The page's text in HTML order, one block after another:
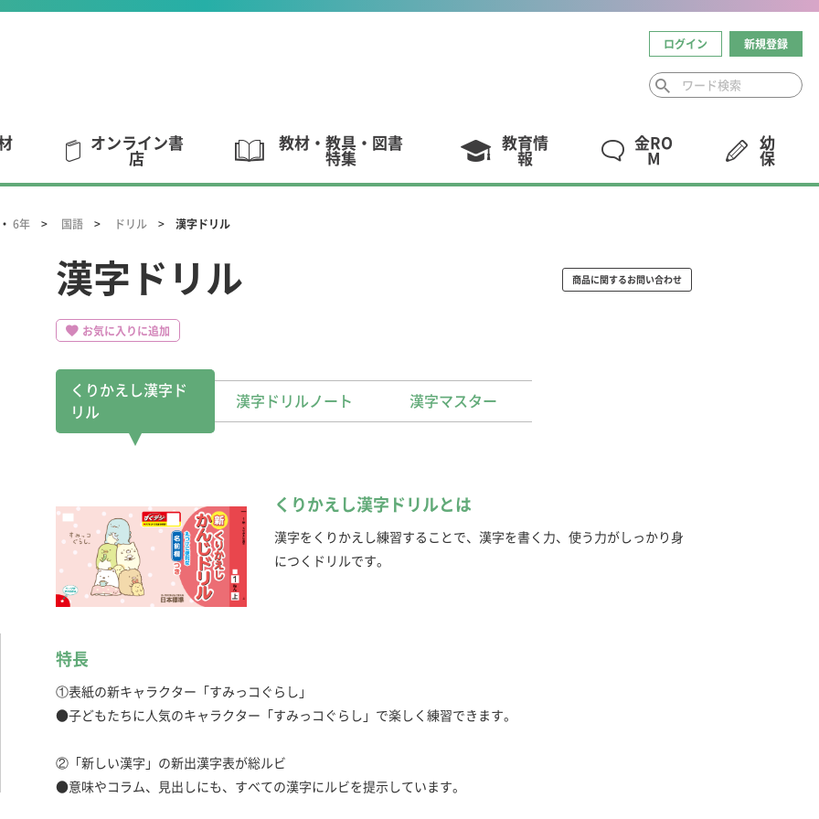
ログイン 新規登録
オンライン書
店
教材・教具・図書
特集
教育情
報
金RO
M
幼
保
・ 6年 国語 ドリル 漢字ドリル
漢字ドリル 商品に関するお問い合わせ
お気に入りに追加
くりかえし漢字ド
リル
漢字ドリルノート 漢字マスター
くりかえし漢字ドリルとは
漢字をくりかえし練習することで、漢字を書く力、使う力がしっかり身
につくドリルです。
特長
①表紙の新キャラクター「すみっコぐらし」
●子どもたちに人気のキャラクター「すみっコぐらし」で楽しく練習できます。
②「新しい漢字」の新出漢字表が総ルビ
●意味やコラム、見出しにも、すべての漢字にルビを提示しています。